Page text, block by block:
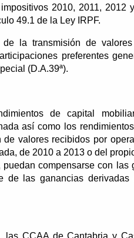
2010, 2011, 2012
49.1 de la Ley IRPF.
la transmisión de
preferentes
(D.A.39ª).
de capital
así como los
valores recibidos por
de 2010 a 2013 o del
compensarse con
las ganancias derivadas
las CCAA de Cantabria y